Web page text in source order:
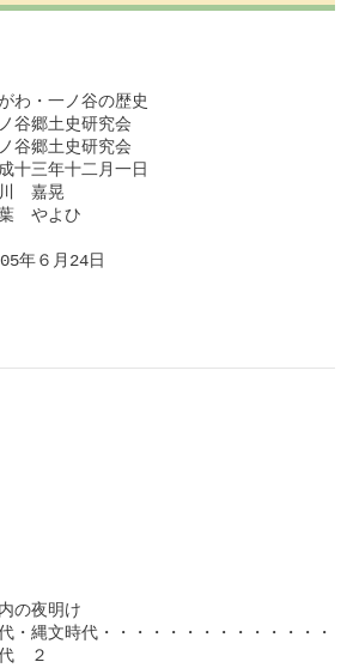
わ・一ノ谷の歴史
谷郷土史研究会
谷郷土史研究会
十三年十二月一日
　嘉晃
　やよひ
年６月24日
の夜明け
・縄文時代・・・・・・・・・・・・・・
２